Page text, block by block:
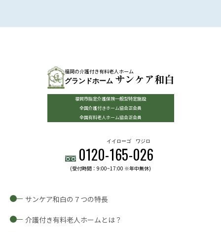
福岡の介護付き有料老人ホーム
グランドホーム サンケア和白
福岡市指定介護保険一般型特定施設
全国介護付きホーム協会正会員
全国有料老人ホーム協会正会員
0120-165
イイローゴ
-026
ワジロ
(受付時間：9:00~17:00 ※年中無休)
サンケア和白の７つの特長
介護付き有料老人ホームとは？